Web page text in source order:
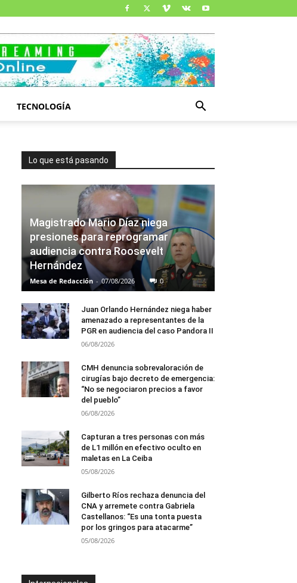
TECNOLOGÍA
Lo que está pasando
Magistrado Mario Díaz niega
presiones para reprogramar
audiencia contra Roosevelt
Hernández
Mesa de Redacción - 07/08/2026 0
Juan Orlando Hernández niega haber
amenazado a representantes de la
PGR en audiencia del caso Pandora II
06/08/2026
CMH denuncia sobrevaloración de
cirugías bajo decreto de emergencia:
“No se negociaron precios a favor
del pueblo”
06/08/2026
Capturan a tres personas con más
de L1 millón en efectivo oculto en
maletas en La Ceiba
05/08/2026
Gilberto Ríos rechaza denuncia del
CNA y arremete contra Gabriela
Castellanos: “Es una tonta puesta
por los gringos para atacarme”
05/08/2026